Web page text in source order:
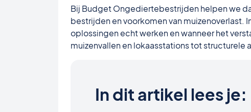
Bij Budget Ongediertebestrijden helpen we
bestrijden en voorkomen van muizenoverlast.
oplossingen echt werken en wanneer het
muizenvallen en lokaasstations tot structurele
In dit artikel lees je: